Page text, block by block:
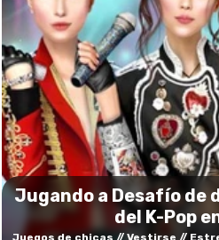
Jugando a Desafío de
del K-Pop
Juegos de chicas Vestirse